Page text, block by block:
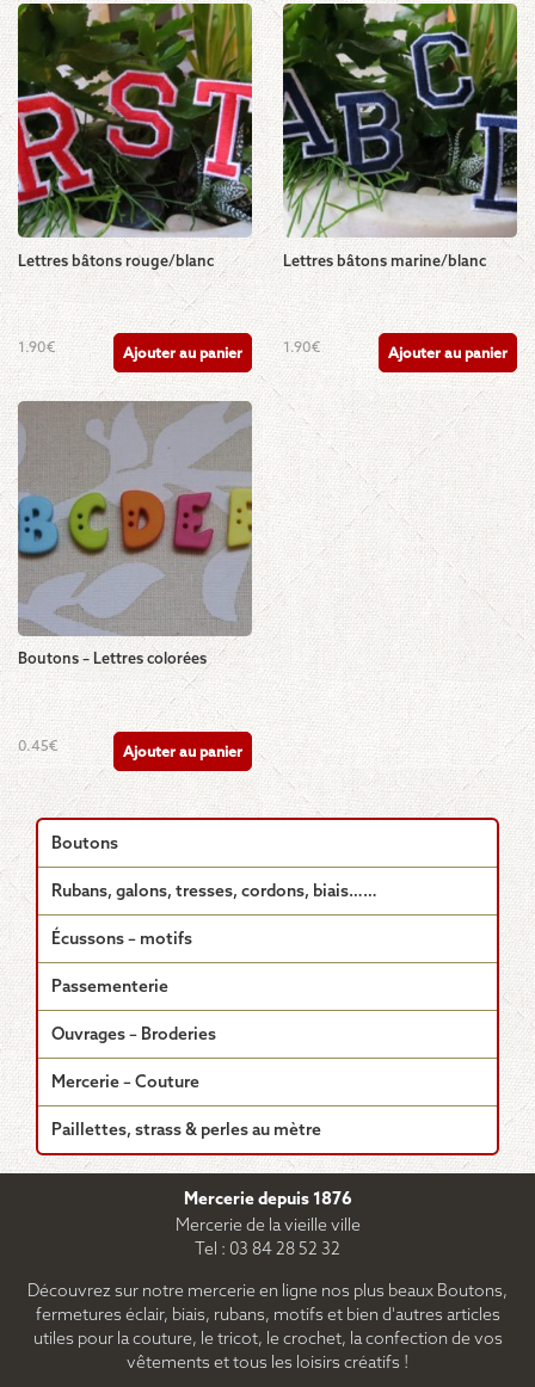
Lettres bâtons rouge/blanc
1.90€ Ajouter au panier
Lettres bâtons marine/blanc
1.90€ Ajouter au panier
Boutons – Lettres colorées
0.45€ Ajouter au panier
Boutons
Rubans, galons, tresses, cordons, biais……
Écussons – motifs
Passementerie
Ouvrages – Broderies
Mercerie – Couture
Paillettes, strass & perles au mètre
Mercerie depuis 1876
Mercerie de la vieille ville
Tel : 03 84 28 52 32
Découvrez sur notre mercerie en ligne nos plus beaux Boutons,
fermetures éclair, biais, rubans, motifs et bien d'autres articles
utiles pour la couture, le tricot, le crochet, la confection de vos
vêtements et tous les loisirs créatifs !